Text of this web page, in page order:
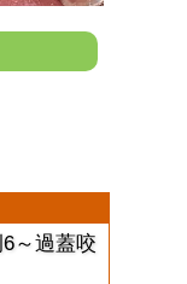
～過蓋咬